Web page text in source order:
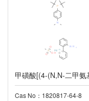
Cas No：1820817-64-8